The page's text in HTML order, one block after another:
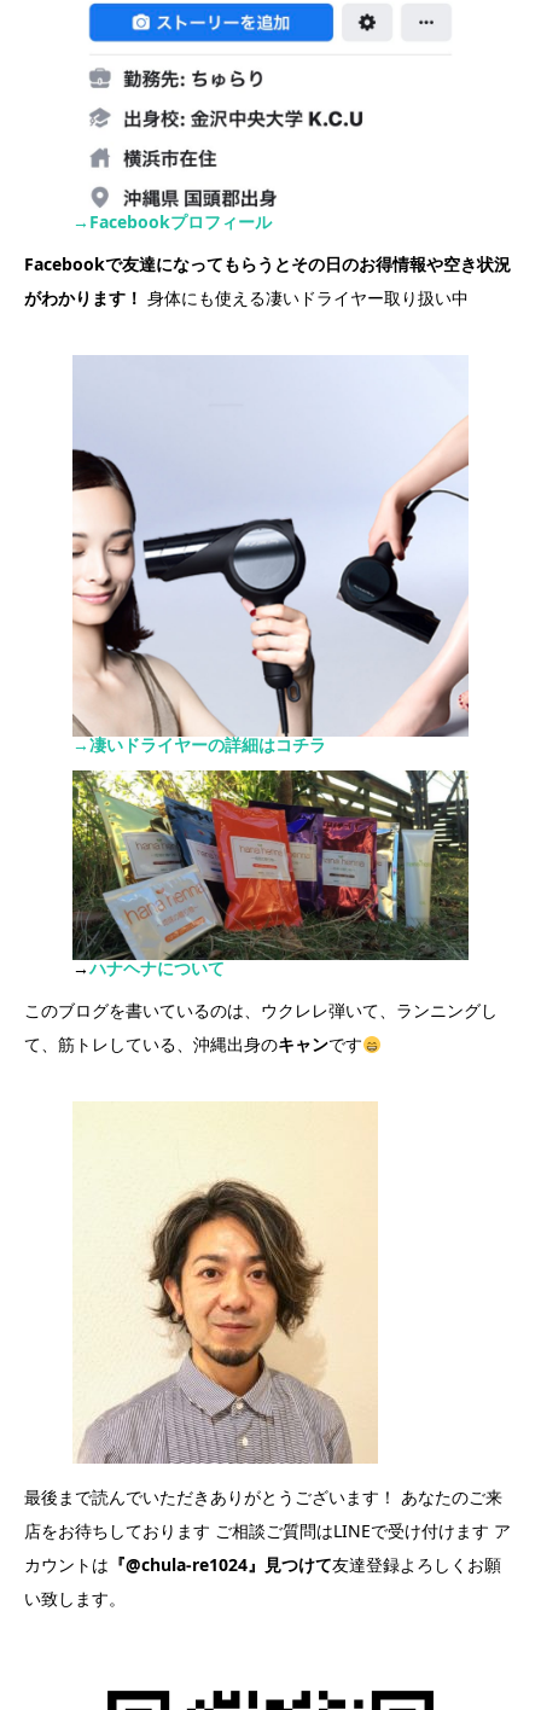
→Facebookプロフィール
Facebookで友達になってもらうとその日のお得情報や空き状況
がわかります！ 身体にも使える凄いドライヤー取り扱い中
→凄いドライヤーの詳細はコチラ
→ハナヘナについて
このブログを書いているのは、ウクレレ弾いて、ランニングし
て、筋トレしている、沖縄出身のキャンです
最後まで読んでいただきありがとうございます！ あなたのご来
店をお待ちしております ご相談ご質問はLINEで受け付けます ア
カウントは 『@chula-re1024』見つけて友達登録よろしくお願
い致します。